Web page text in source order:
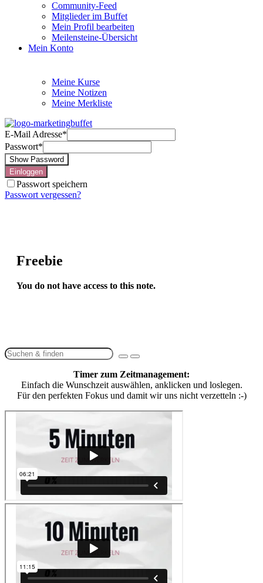
Community-Feed
Mitglieder im Buffet
Mein Profil bearbeiten
Meilensteine-Übersicht
Mein Konto
Meine Kurse
Meine Notizen
Meine Merkliste
E-Mail Adresse*
Passwort*
Show Password
Einloggen
Passwort speichern
Passwort vergessen?
Freebie
You do not have access to this note.
Timer zum Zeitmanagement:
Einfach die Wunschzeit auswählen, anklicken und loslegen.
Für den perfekten Fokus und damit wir uns nicht verzetteln :-)